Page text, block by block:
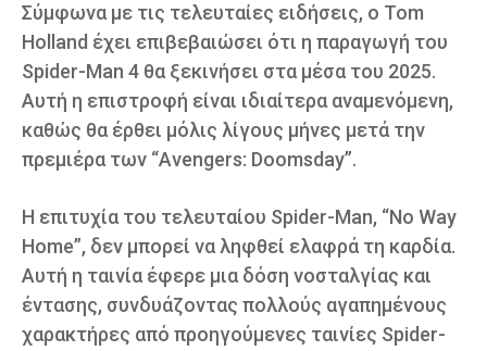
Σύμφωνα με τις τελευταίες ειδήσεις, ο Tom
Holland έχει επιβεβαιώσει ότι η παραγωγή του
Spider-Man 4 θα ξεκινήσει στα μέσα του 2025.
Αυτή η επιστροφή είναι ιδιαίτερα αναμενόμενη,
καθώς θα έρθει μόλις λίγους μήνες μετά την
πρεμιέρα των “Avengers: Doomsday”.
Η επιτυχία του τελευταίου Spider-Man, “No Way
Home”, δεν μπορεί να ληφθεί ελαφρά τη καρδία.
Αυτή η ταινία έφερε μια δόση νοσταλγίας και
έντασης, συνδυάζοντας πολλούς αγαπημένους
χαρακτήρες από προηγούμενες ταινίες Spider-